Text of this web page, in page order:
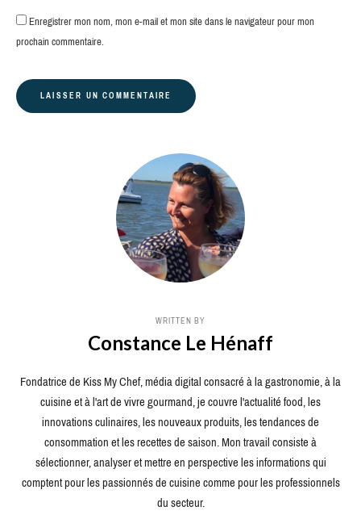
Enregistrer mon nom, mon e-mail et mon site dans le navigateur pour mon
prochain commentaire.
WRITTEN BY
Constance Le Hénaff
Fondatrice de Kiss My Chef, média digital consacré à la gastronomie, à la
cuisine et à l'art de vivre gourmand, je couvre l'actualité food, les
innovations culinaires, les nouveaux produits, les tendances de
consommation et les recettes de saison. Mon travail consiste à
sélectionner, analyser et mettre en perspective les informations qui
comptent pour les passionnés de cuisine comme pour les professionnels
du secteur.